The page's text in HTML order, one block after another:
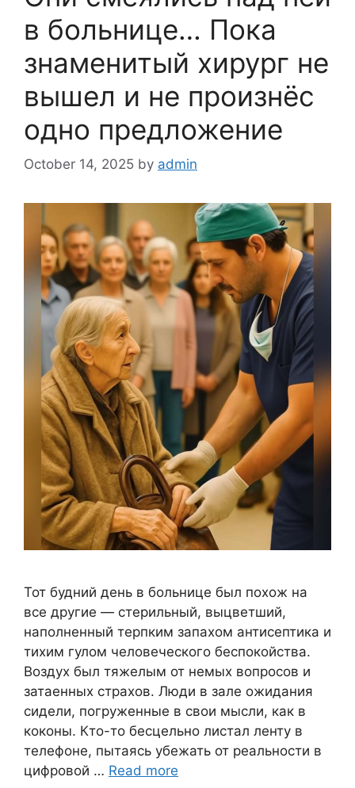
в больнице… Пока
знаменитый хирург не
вышел и не произнёс
одно предложение
October 14, 2025 by admin
Тот будний день в больнице был похож на
все другие — стерильный, выцветший,
наполненный терпким запахом антисептика и
тихим гулом человеческого беспокойства.
Воздух был тяжелым от немых вопросов и
затаенных страхов. Люди в зале ожидания
сидели, погруженные в свои мысли, как в
коконы. Кто-то бесцельно листал ленту в
телефоне, пытаясь убежать от реальности в
цифровой … Read more